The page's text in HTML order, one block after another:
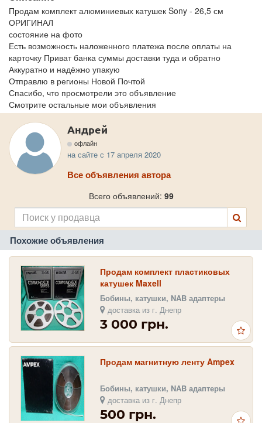
Продам комплект алюминиевых катушек Sony - 26,5 см
ОРИГИНАЛ
состояние на фото
Есть возможность наложенного платежа после оплаты на
карточку Приват банка суммы доставки туда и обратно
Аккуратно и надёжно упакую
Отправлю в регионы Новой Почтой
Спасибо, что просмотрели это объявление
Смотрите остальные мои объявления
Андрей
офлайн
на сайте с 17 апреля 2020
Все объявления автора
Всего объявлений: 99
Похожие объявления
Продам комплект пластиковых
катушек Maxell
Бобины, катушки, NAB адаптеры
доставка из г. Днепр
3 000 грн.
Продам магнитную ленту Ampex
Бобины, катушки, NAB адаптеры
доставка из г. Днепр
500 грн.